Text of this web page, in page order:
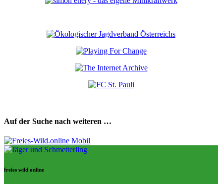
Auf der Suche nach weiteren …
freies wild online